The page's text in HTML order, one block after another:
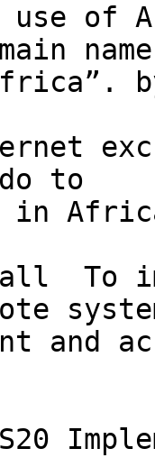
use of
to
in
To
and